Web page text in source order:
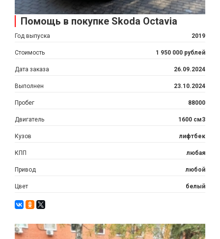
Помощь в покупке Skoda Octavia
Год выпуска 2019
Стоимость 1 950 000 рублей
Дата заказа 26.09.2024
Выполнен 23.10.2024
Пробег 88000
Двигатель 1600 см3
Кузов лифтбек
КПП любая
Привод любой
Цвет белый